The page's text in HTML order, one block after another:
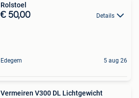
Rolstoel
€ 50,00 Details
Edegem 5 aug 26
Vermeiren V300 DL Lichtgewicht